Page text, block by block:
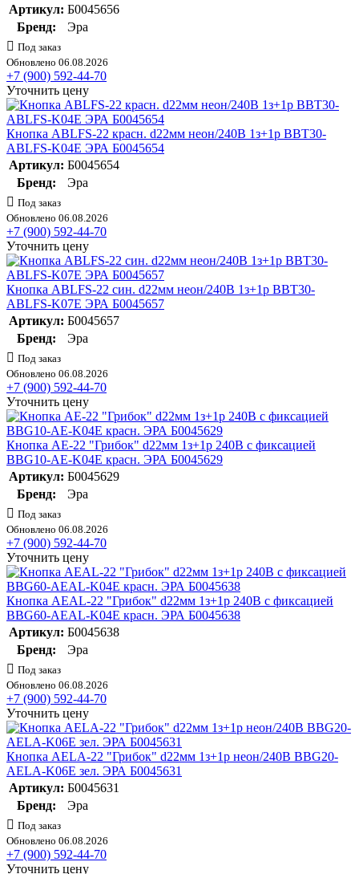
Артикул: Б0045656
Бренд:
Эра
Под заказ
Обновлено 06.08.2026
+7 (900) 592-44-70
Уточнить цену
Кнопка ABLFS-22 красн. d22мм неон/240В 1з+1р BBT30-
ABLFS-K04E ЭРА Б0045654
Артикул: Б0045654
Бренд:
Эра
Под заказ
Обновлено 06.08.2026
+7 (900) 592-44-70
Уточнить цену
Кнопка ABLFS-22 син. d22мм неон/240В 1з+1р BBT30-
ABLFS-K07E ЭРА Б0045657
Артикул: Б0045657
Бренд:
Эра
Под заказ
Обновлено 06.08.2026
+7 (900) 592-44-70
Уточнить цену
Кнопка AE-22 "Грибок" d22мм 1з+1р 240В с фиксацией
BBG10-AE-K04E красн. ЭРА Б0045629
Артикул: Б0045629
Бренд:
Эра
Под заказ
Обновлено 06.08.2026
+7 (900) 592-44-70
Уточнить цену
Кнопка AEAL-22 "Грибок" d22мм 1з+1р 240В с фиксацией
BBG60-AEAL-K04E красн. ЭРА Б0045638
Артикул: Б0045638
Бренд:
Эра
Под заказ
Обновлено 06.08.2026
+7 (900) 592-44-70
Уточнить цену
Кнопка AELA-22 "Грибок" d22мм 1з+1р неон/240В BBG20-
AELA-K06E зел. ЭРА Б0045631
Артикул: Б0045631
Бренд:
Эра
Под заказ
Обновлено 06.08.2026
+7 (900) 592-44-70
Уточнить цену